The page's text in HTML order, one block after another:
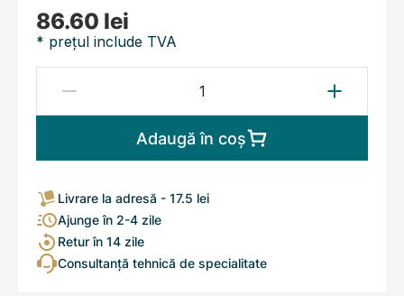
86.60 lei
* prețul include TVA
Adaugă în coș
Livrare la adresă - 17.5 lei
Ajunge în 2-4 zile
Retur în 14 zile
Consultanță tehnică de specialitate